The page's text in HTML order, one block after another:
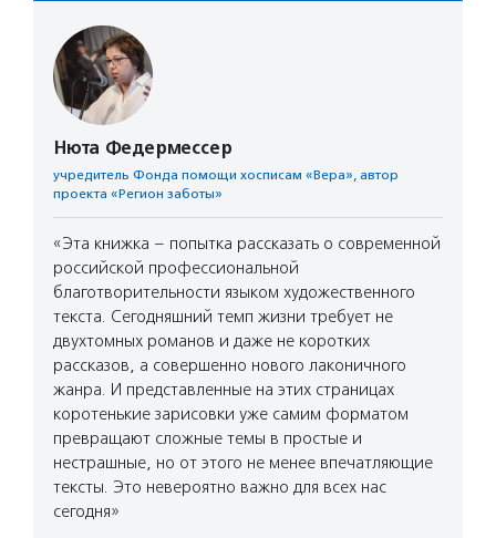
Нюта Федермессер
учредитель Фонда помощи хосписам «Вера», автор
проекта «Регион заботы»
«Эта книжка – попытка рассказать о современной
российской профессиональной
благотворительности языком художественного
текста. Сегодняшний темп жизни требует не
двухтомных романов и даже не коротких
рассказов, а совершенно нового лаконичного
жанра. И представленные на этих страницах
коротенькие зарисовки уже самим форматом
превращают сложные темы в простые и
нестрашные, но от этого не менее впечатляющие
тексты. Это невероятно важно для всех нас
сегодня»